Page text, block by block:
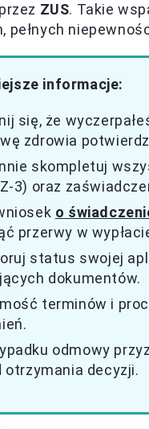
ZUS. Takie
pełnych
informacje:
się, że
zdrowia
skompletuj
3) oraz
o
przerwy w
status swojej
dokumentów.
terminów i
odmowy
otrzymania decyzji.